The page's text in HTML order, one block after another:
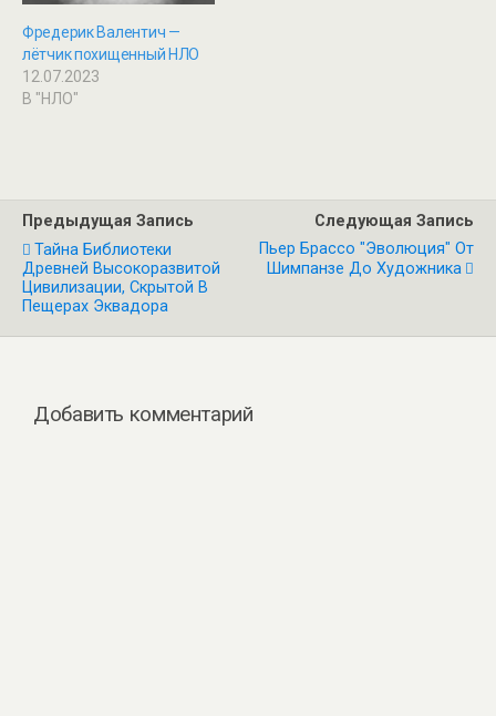
Фредерик Валентич —
лётчик похищенный НЛО
12.07.2023
В "НЛО"
Предыдущая Запись
Тайна Библиотеки
Древней Высокоразвитой
Цивилизации, Скрытой В
Пещерах Эквадора
Следующая Запись
Пьер Брассо "Эволюция" От
Шимпанзе До Художника
Добавить комментарий